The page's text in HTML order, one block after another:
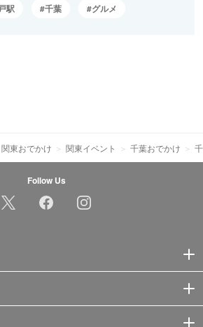
駅 千葉 グルメ
関東おでかけ 関東イベント 千葉おでかけ
Follow Us